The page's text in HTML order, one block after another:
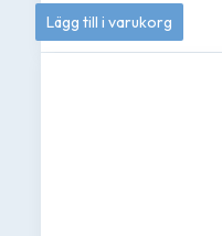
399kr
Lägg till i varukorg